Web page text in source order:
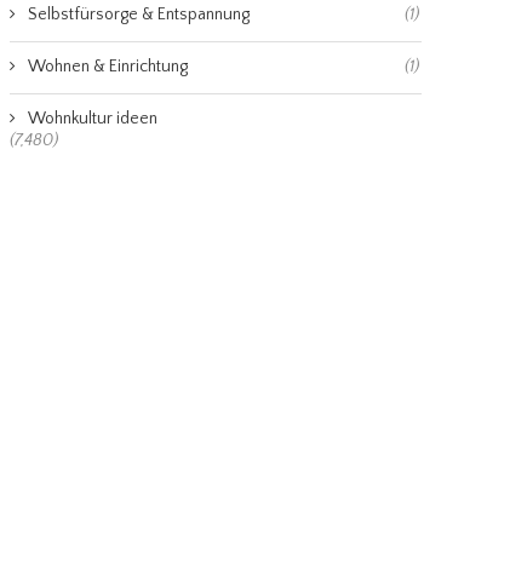
Selbstfürsorge & Entspannung (1)
Wohnen & Einrichtung (1)
Wohnkultur ideen
(7,480)